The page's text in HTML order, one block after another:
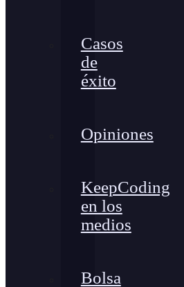
Casos
de
éxito
Opiniones
KeepCoding
en los
medios
Bolsa